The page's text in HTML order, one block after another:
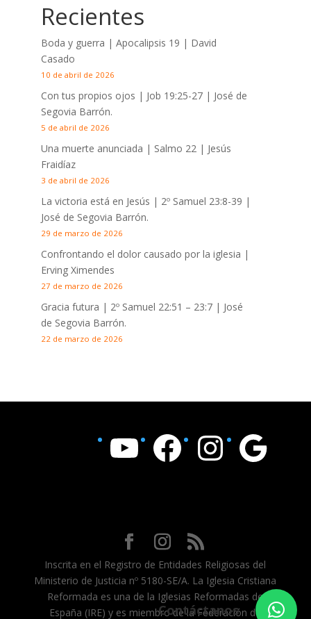
Recientes
Boda y guerra | Apocalipsis 19 | David
Casado
10 de abril de 2026
Con tus propios ojos | Job 19:25-27| José de
Segovia Barrón.
5 de abril de 2026
Una muerte anunciada | Salmo 22| Jesús
Fraidíaz
3 de abril de 2026
La victoria está en Jesús | 2º Samuel 23:8-39 |
José de Segovia Barrón.
29 de marzo de 2026
Confrontando el dolor causado por la iglesia |
Erving Ximendes
27 de marzo de 2026
Gracia futura | 2º Samuel 22:51 – 23:7| José
de Segovia Barrón.
22 de marzo de 2026
YouTube Facebook Instagram Google
Inscrita en el Registro de Entidades Religiosas del
Ministerio de Justicia nº 5180-SE/A. La Iglesia Cristiana
Reformada es una de la Iglesias Reformadas de
España (IRE) y es miembro de la Federación de
Contáctanos